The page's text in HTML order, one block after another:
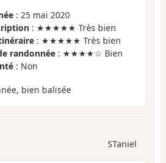
: 25 mai 2020
: ★★★★★ Très bien
: ★★★★★ Très bien
randonnée : ★★★★☆ Bien
: Non
bien balisée
STaniel